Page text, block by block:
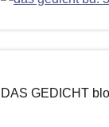
DAS GEDICHT